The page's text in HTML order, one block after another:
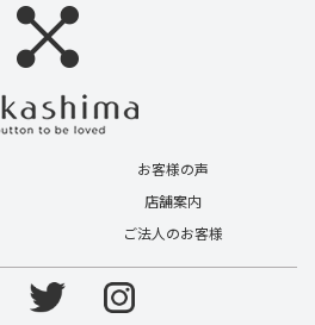
お客様の声
店舗案内
ご法人のお客様